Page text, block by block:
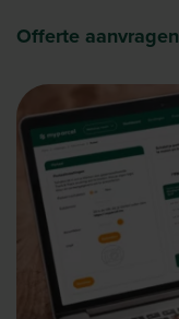
Offerte aanvragen